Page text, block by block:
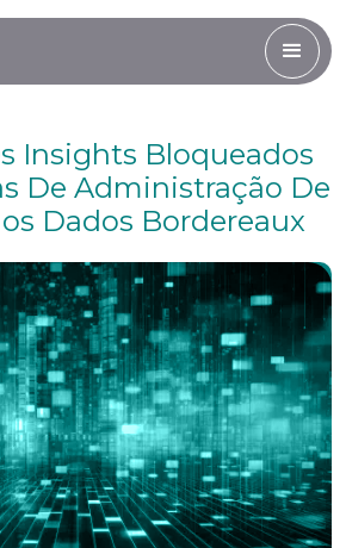
Insights Bloqueados
De Administração De
Dados Bordereaux